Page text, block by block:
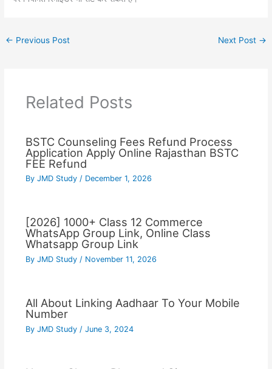
← Previous Post Next Post →
Related Posts
BSTC Counseling Fees Refund Process
Application Apply Online Rajasthan BSTC
FEE Refund
By JMD Study / December 1, 2026
[2026] 1000+ Class 12 Commerce
WhatsApp Group Link, Online Class
Whatsapp Group Link
By JMD Study / November 11, 2026
All About Linking Aadhaar To Your Mobile
Number
By JMD Study / June 3, 2024